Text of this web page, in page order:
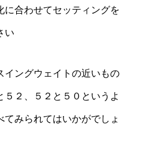
合わせてセッティングを
い
イングウェイトの近いもの
５２、５２と５０というよ
てみられてはいかがでしょ